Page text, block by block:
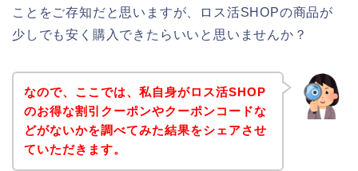
ことをご存知だと思いますが、ロス活SHOPの商品が
少しでも安く購入できたらいいと思いませんか？
なので、ここでは、私自身がロス活SHOP
のお得な割引クーポンやクーポンコードな
どがないかを調べてみた結果をシェアさせ
ていただきます。